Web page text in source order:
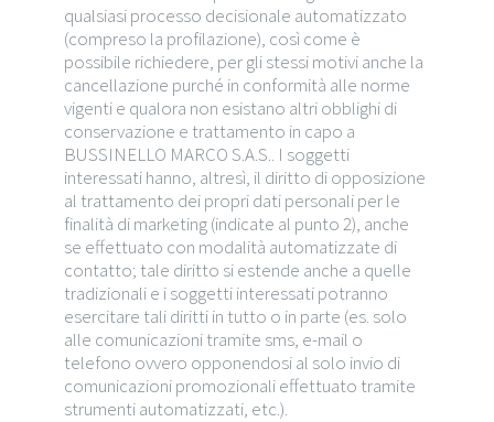
qualsiasi processo decisionale automatizzato
(compreso la profilazione), così come è
possibile richiedere, per gli stessi motivi anche la
cancellazione purché in conformità alle norme
vigenti e qualora non esistano altri obblighi di
conservazione e trattamento in capo a
BUSSINELLO MARCO S.A.S.. I soggetti
interessati hanno, altresì, il diritto di opposizione
al trattamento dei propri dati personali per le
finalità di marketing (indicate al punto 2), anche
se effettuato con modalità automatizzate di
contatto; tale diritto si estende anche a quelle
tradizionali e i soggetti interessati potranno
esercitare tali diritti in tutto o in parte (es. solo
alle comunicazioni tramite sms, e-mail o
telefono ovvero opponendosi al solo invio di
comunicazioni promozionali effettuato tramite
strumenti automatizzati, etc.).